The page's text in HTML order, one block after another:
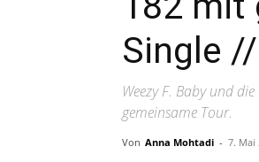
Single
Weezy F. Baby und
gemeinsame Tour.
Von Anna Mohtadi - 7. Mai